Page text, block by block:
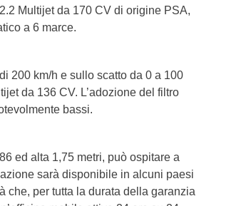
Multijet da 170 CV di origine PSA,
a 6 marce.
200 km/h e sullo scatto da 0 a 100
da 136 CV. L’adozione del filtro
bassi.
ed alta 1,75 metri, può ospitare a
sarà disponibile in alcuni paesi
che, per tutta la durata della garanzia